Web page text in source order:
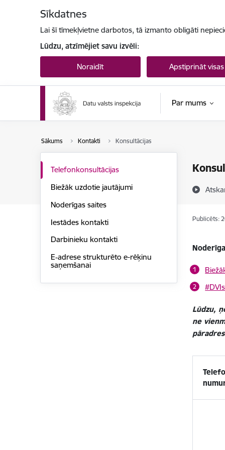
Sīkdatnes
Lai šī tīmekļvietne darbotos, tā izmanto obligāti
Lūdzu, atzīmējiet savu izvēli:
Noraidīt Apstiprināt visas
Par mums
Sākums Kontakti Konsultācijas
Telefonkonsultācijas
Biežāk uzdotie jautājumi
Noderīgas saites
Iestādes kontakti
Darbinieku kontakti
E‑adrese strukturēto e-rēķinu
saņemšanai
Publicēts:
Lūdzu,
ne